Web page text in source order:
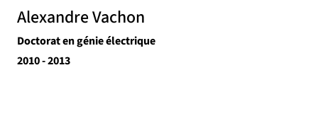
Alexandre Vachon
Doctorat en génie électrique
2010 - 2013